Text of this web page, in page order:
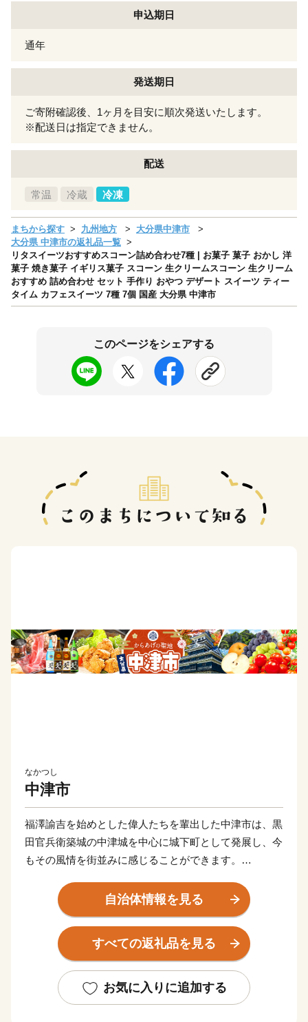
申込期日
通年
発送期日
ご寄附確認後、1ヶ月を目安に順次発送いたします。
※配送日は指定できません。
配送
常温 冷蔵 冷凍
まちから探す 九州地方
大分県中津市
大分県 中津市の返礼品一覧
リタスイーツおすすめスコーン詰め合わせ7種 | お菓子 菓子 おかし 洋
菓子 焼き菓子 イギリス菓子 スコーン 生クリームスコーン 生クリーム
おすすめ 詰め合わせ セット 手作り おやつ デザート スイーツ ティー
タイム カフェスイーツ 7種 7個 国産 大分県 中津市
このページをシェアする
なかつし
中津市
福澤諭吉を始めとした偉人たちを輩出した中津市は、黒
田官兵衛築城の中津城を中心に城下町として発展し、今
もその風情を街並みに感じることができます。
自然が織り成す絶景は、圧巻です。
サイクリングロードなど、大自然を利用したアクティビ
ティも楽しめます。
もちろん、市内には温泉スポットも点在しており、‘お
グルメは、からあげの聖地「中津からあげ」、数々の海
の幸や山の幸などが自慢です。
自治体情報を見る
すべての返礼品を見る
お気に入りに追加する